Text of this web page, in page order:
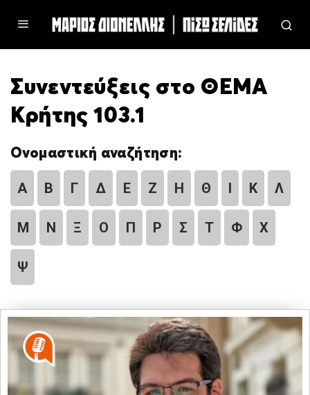
Συνεντεύξεις στο ΘΕΜΑ
Κρήτης 103.1
Ονομαστική αναζήτηση:
Α Β Γ Δ Ε Ζ Η Θ Ι Κ Λ
Μ Ν Ξ Ο Π Ρ Σ Τ Φ Χ
Ψ